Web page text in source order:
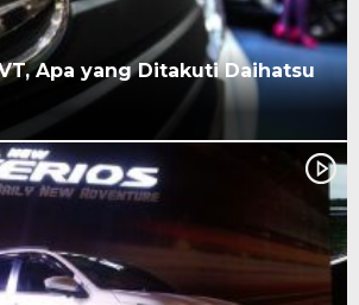
Apa yang Ditakuti Daihatsu